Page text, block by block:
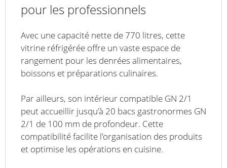
pour les professionnels
Avec une capacité nette de 770 litres, cette
vitrine réfrigérée offre un vaste espace de
rangement pour les denrées alimentaires,
boissons et préparations culinaires.
Par ailleurs, son intérieur compatible GN 2/1
peut accueillir jusqu’à 20 bacs gastronormes GN
2/1 de 100 mm de profondeur. Cette
compatibilité facilite l’organisation des produits
et optimise les opérations en cuisine.